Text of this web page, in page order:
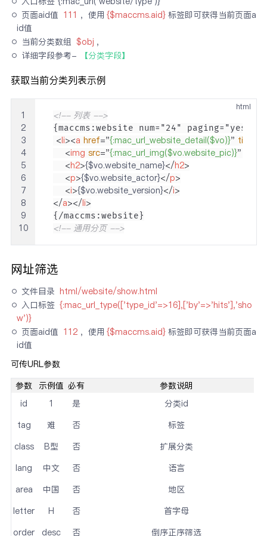
页面aid值 111 ，使用 {$maccms.aid} 标签即可获得当前页面a
id值
当前分类数组 $obj ,
详细字段参考-
【分类字段】
获取当前分类列表示例
<!-- 列表 -->
<li><a href="{:mac_url_website_detail($vo)}" title
<img src="{:mac_url_img($vo.website_pic)}"
<h2>{$vo.website_name}</h2>
<p>{$vo.website_actor}</p>
<i>{$vo.website_version}</i>
</a></li>
<!-- 通用分页 -->
1
2
3
4
5
6
7
8
9
10
html
网址筛选
文件目录 html/website/show.html
入口标签 {:mac_url_type(['type_id'=>16],['by'=>'hits'],'sho
w')}
页面aid值 112 ，使用 {$maccms.aid} 标签即可获得当前页面a
id值
可传URL参数
参数
示例值 必有
参数说明
id
1 是
分类id
tag
难 否
标签
class
B型 否
扩展分类
lang
中文 否
语言
area
中国 否
地区
letter
H 否
首字母
order
desc 否 倒序正序筛选